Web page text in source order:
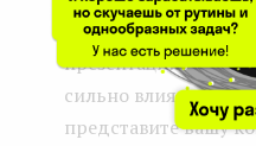
Казалось бы,
презентации,
сильно влияет на
представите вашу